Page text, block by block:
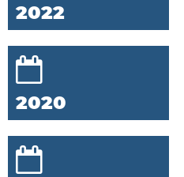
2022
2020